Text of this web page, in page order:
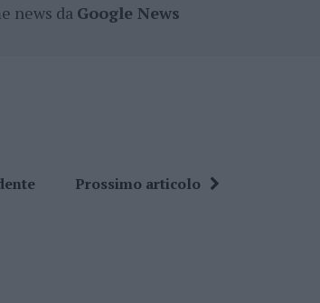
news da Google News
Prossimo articolo